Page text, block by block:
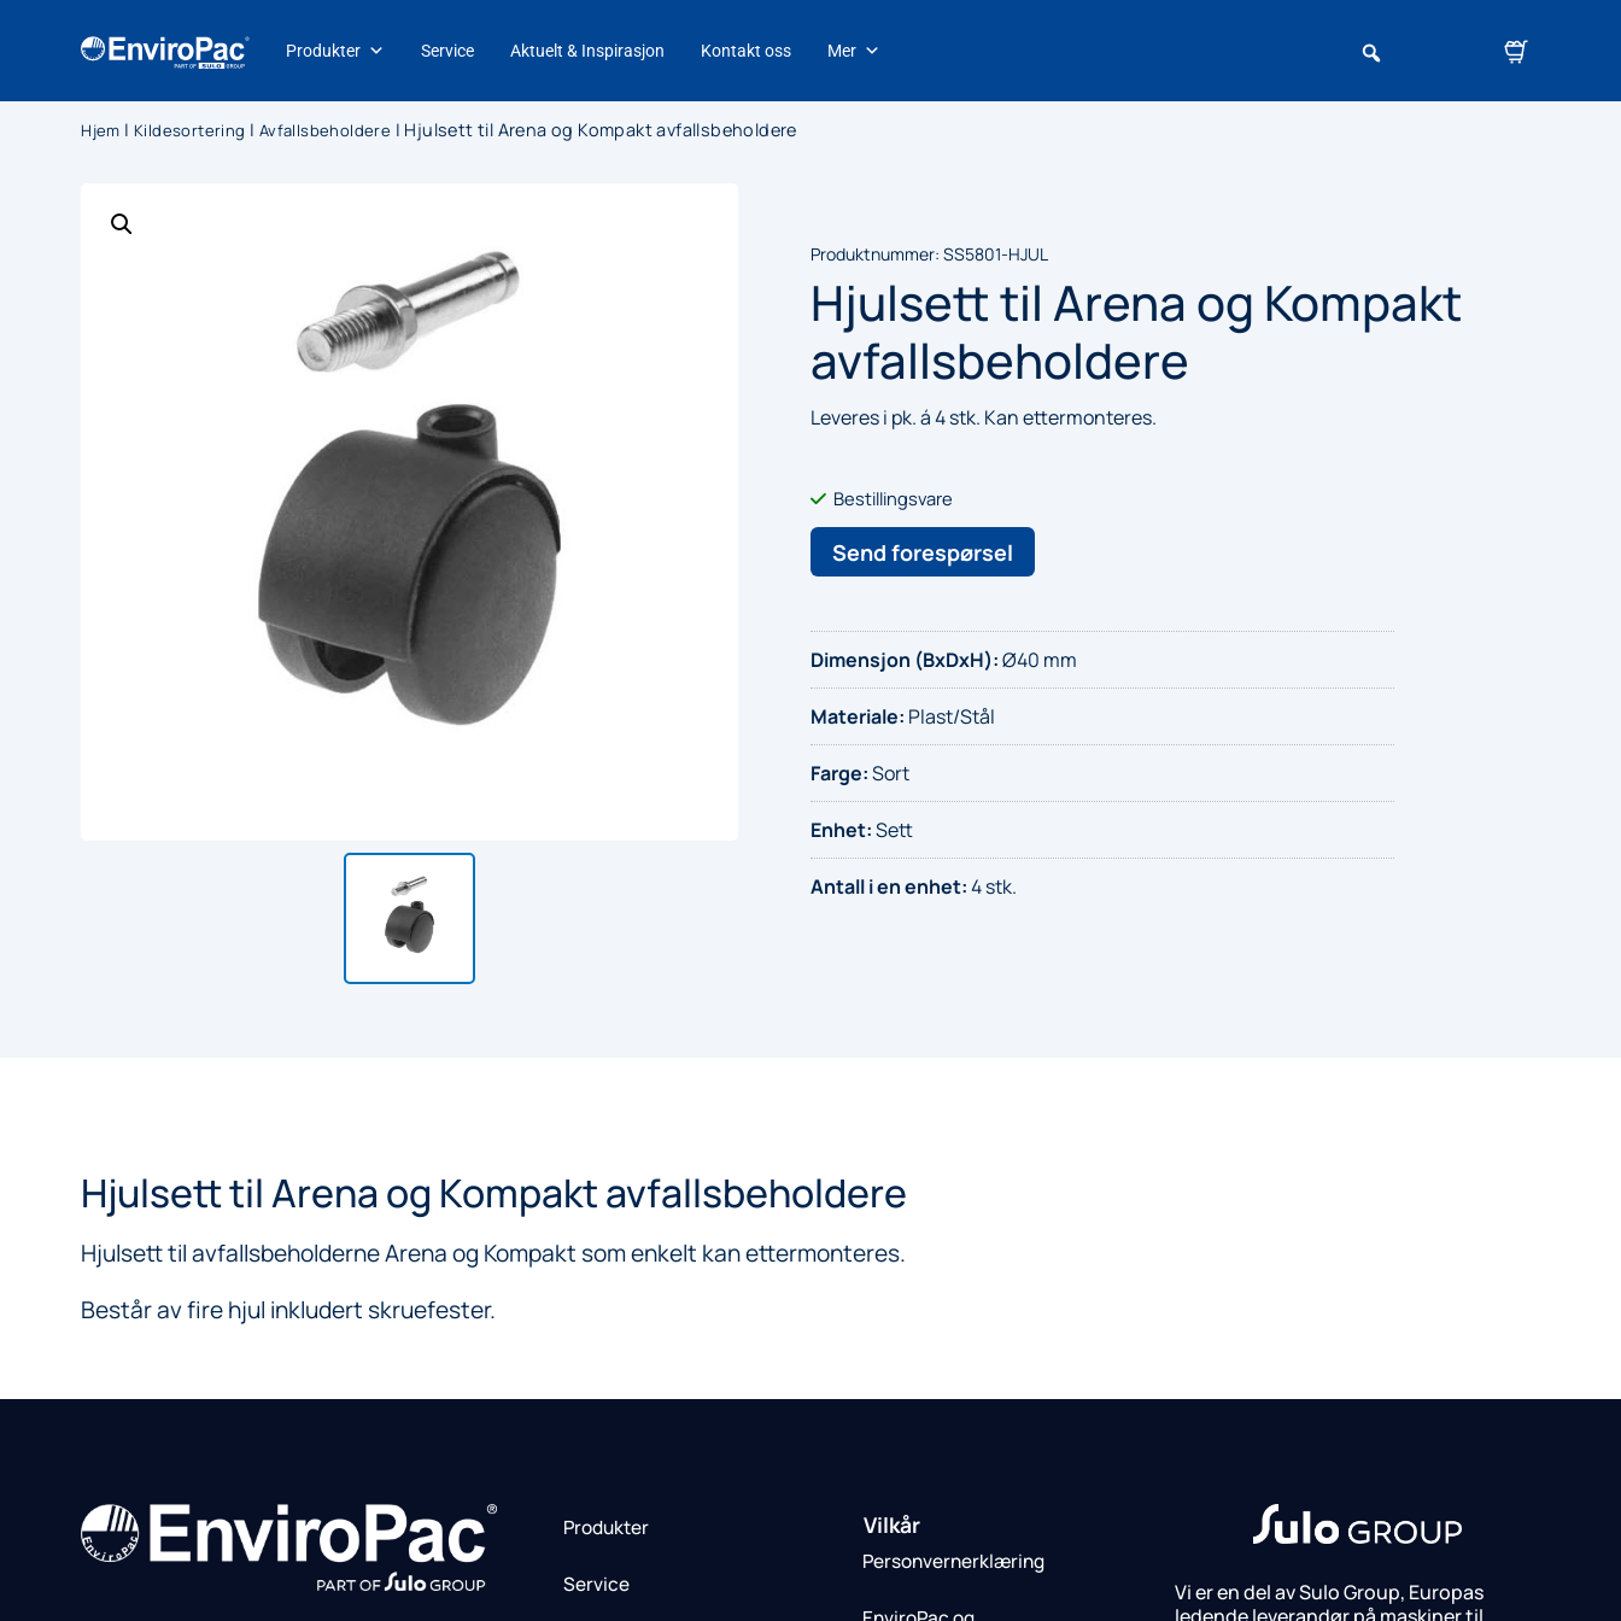
Produkter Service Aktuelt & Inspirasjon Kontakt oss Mer
Hjem | Kildesortering | Avfallsbeholdere | Hjulsett til Arena og Kompakt avfallsbeholdere
Produktnummer: SS5801-HJUL
Hjulsett til Arena og Kompakt
avfallsbeholdere
Leveres i pk. á 4 stk. Kan ettermonteres.
Bestillingsvare
Send forespørsel
Dimensjon (BxDxH):Ø40 mm
Materiale: Plast/Stål
Farge:Sort
Enhet:Sett
Antall i en enhet:4 stk.
Hjulsett til Arena og Kompakt avfallsbeholdere
Hjulsett til avfallsbeholderne Arena og Kompakt som enkelt kan ettermonteres.
Består av fire hjul inkludert skruefester.
Produkter
Service
Vilkår
Personvernerklæring
Vi er en del av Sulo Group, Europas